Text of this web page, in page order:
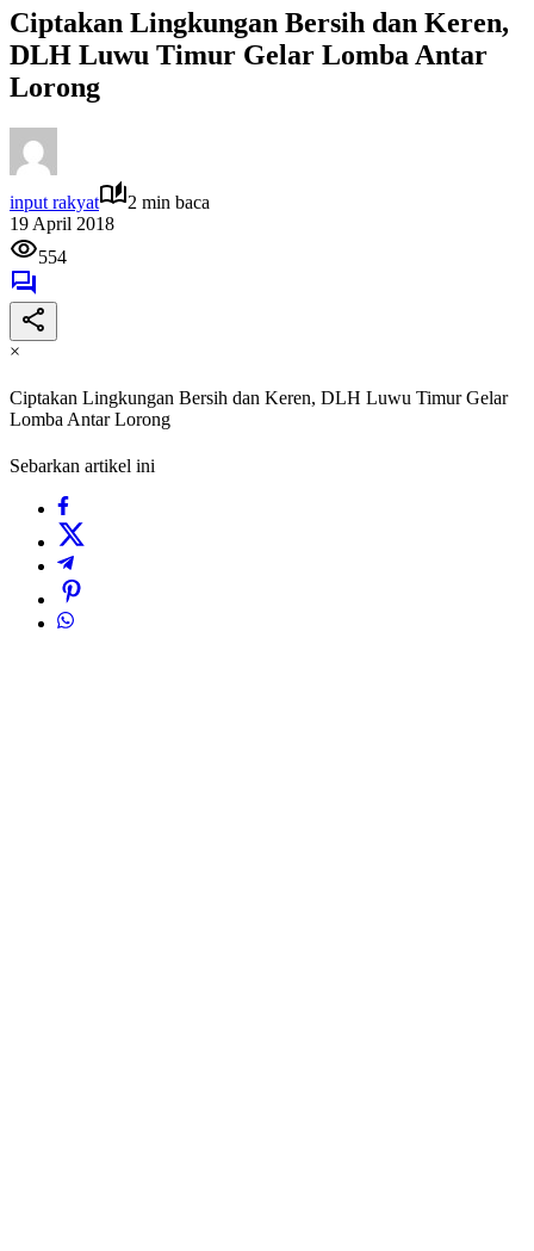
Ciptakan Lingkungan Bersih dan Keren,
DLH Luwu Timur Gelar Lomba Antar
Lorong
input rakyat
2 min baca
19 April 2018
554
×
Ciptakan Lingkungan Bersih dan Keren, DLH Luwu Timur Gelar
Lomba Antar Lorong
Sebarkan artikel ini